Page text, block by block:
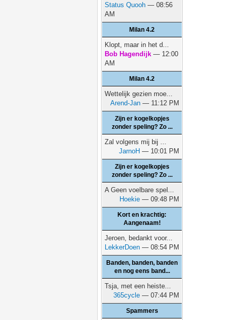
Status Quooh — 08:56
AM
Milan 4.2
Klopt, maar in het d...
Bob Hagendijk — 12:00
AM
Milan 4.2
Wettelijk gezien moe...
Arend-Jan — 11:12 PM
Zijn er kogelkopjes
zonder speling? Zo ...
Zal volgens mij bij ...
JarnoH — 10:01 PM
Zijn er kogelkopjes
zonder speling? Zo ...
A Geen voelbare spel...
Hoekie — 09:48 PM
Kort en krachtig:
Aangenaam!
Jeroen, bedankt voor...
LekkerDoen — 08:54 PM
Banden, banden, banden
en nog eens band...
Tsja, met een heiste...
365cycle — 07:44 PM
Spammers